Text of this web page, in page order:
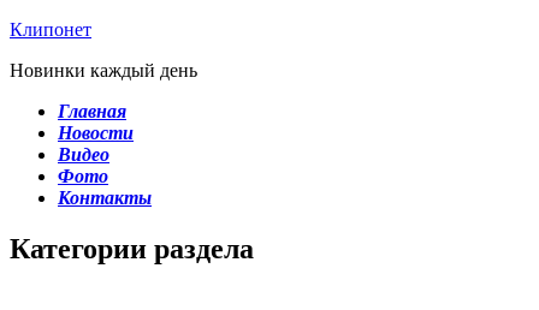
Клипонет
Новинки каждый день
Главная
Новости
Видео
Фото
Контакты
Категории раздела